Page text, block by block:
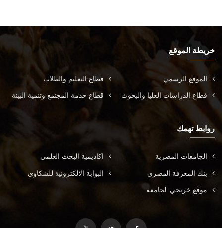
خريطة الموقع
الموقع الرسمي قطاع التعليم والطلاب
قطاع الدراسات العليا والبحوث قطاع خدمة المجتمع وتنمية البيئة
روابط تهمك
الجامعات المصرية اكاديمية البحث العلمي
بنك المعرفة المصري البوابة الالكترونية للشكاوي
موقع خريجي الجامعة